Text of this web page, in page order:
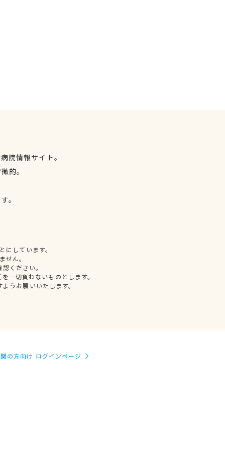
院情報サイト。
的。
。
しています。
せん。
ください。
一切負わないものとします。
うお願いいたします。
の方向け ログインページ